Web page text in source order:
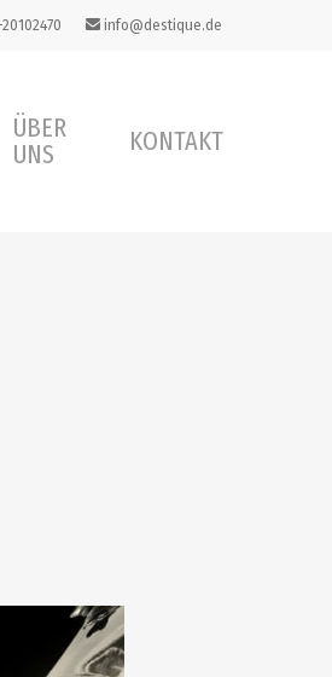
info@destique.de
ÜBER
UNS
KONTAKT